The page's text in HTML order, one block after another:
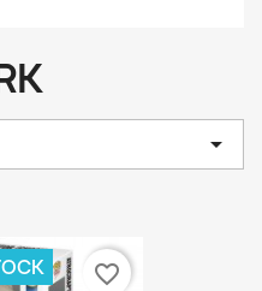

favorite_border